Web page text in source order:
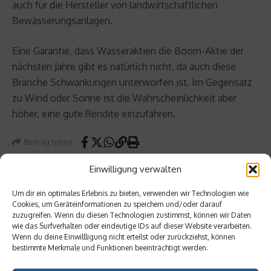
Einwilligung verwalten
Um dir ein optimales Erlebnis zu bieten, verwenden wir Technologien wie
Cookies, um Geräteinformationen zu speichern und/oder darauf
zuzugreifen. Wenn du diesen Technologien zustimmst, können wir Daten
wie das Surfverhalten oder eindeutige IDs auf dieser Website verarbeiten.
Wenn du deine Einwillligung nicht erteilst oder zurückziehst, können
bestimmte Merkmale und Funktionen beeinträchtigt werden.
auch für die Hersteller von landwirtschaftlichen
Bewässerungsanlagen.
Eine Garantie, dass Wasseraktien die Boom-Aktie der
nächsten Jahre gibt es natürlich nicht, da auch diese
Branche Schwankungen unterworfen ist. Im Gegensatz
zu Wind oder Sonne ist die Wahrscheinlichkeit aber
höher, eine gute Rendite einzufahren.
Beitrag teilen
vorheriger Beitrag
Die
größt
en
Nächster Beitrag
Werta
nlage
Briefm